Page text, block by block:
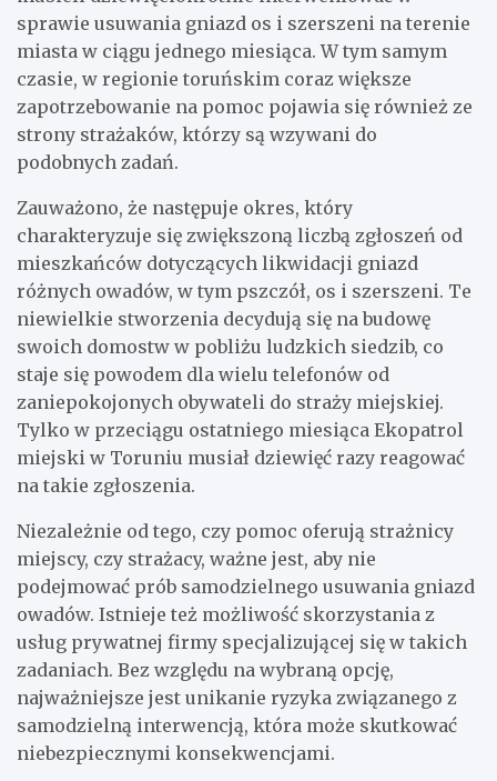
sprawie usuwania gniazd os i szerszeni na terenie
miasta w ciągu jednego miesiąca. W tym samym
czasie, w regionie toruńskim coraz większe
zapotrzebowanie na pomoc pojawia się również ze
strony strażaków, którzy są wzywani do
podobnych zadań.
Zauważono, że następuje okres, który
charakteryzuje się zwiększoną liczbą zgłoszeń od
mieszkańców dotyczących likwidacji gniazd
różnych owadów, w tym pszczół, os i szerszeni. Te
niewielkie stworzenia decydują się na budowę
swoich domostw w pobliżu ludzkich siedzib, co
staje się powodem dla wielu telefonów od
zaniepokojonych obywateli do straży miejskiej.
Tylko w przeciągu ostatniego miesiąca Ekopatrol
miejski w Toruniu musiał dziewięć razy reagować
na takie zgłoszenia.
Niezależnie od tego, czy pomoc oferują strażnicy
miejscy, czy strażacy, ważne jest, aby nie
podejmować prób samodzielnego usuwania gniazd
owadów. Istnieje też możliwość skorzystania z
usług prywatnej firmy specjalizującej się w takich
zadaniach. Bez względu na wybraną opcję,
najważniejsze jest unikanie ryzyka związanego z
samodzielną interwencją, która może skutkować
niebezpiecznymi konsekwencjami.